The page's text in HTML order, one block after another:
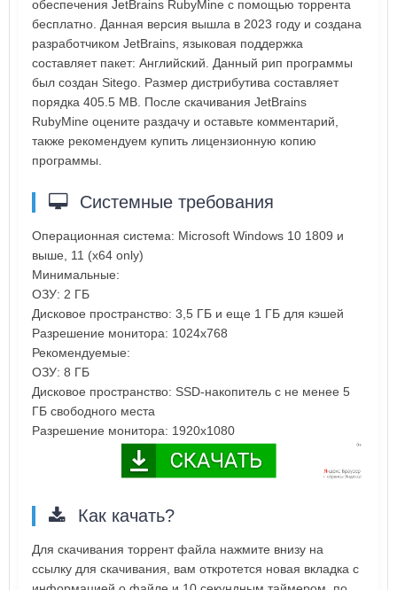
обеспечения JetBrains RubyMine с помощью торрента
бесплатно. Данная версия вышла в 2023 году и создана
разработчиком JetBrains, языковая поддержка
составляет пакет: Английский. Данный рип программы
был создан Sitego. Размер дистрибутива составляет
порядка 405.5 MB. После скачивания JetBrains
RubyMine оцените раздачу и оставьте комментарий,
также рекомендуем купить лицензионную копию
программы.
Системные требования
Операционная система: Microsoft Windows 10 1809 и
выше, 11 (x64 only)
Минимальные:
ОЗУ: 2 ГБ
Дисковое пространство: 3,5 ГБ и еще 1 ГБ для кэшей
Разрешение монитора: 1024x768
Рекомендуемые:
ОЗУ: 8 ГБ
Дисковое пространство: SSD-накопитель с не менее 5
ГБ свободного места
Разрешение монитора: 1920x1080
Как качать?
Для скачивания торрент файла нажмите внизу на
ссылку для скачивания, вам откротется новая вкладка с